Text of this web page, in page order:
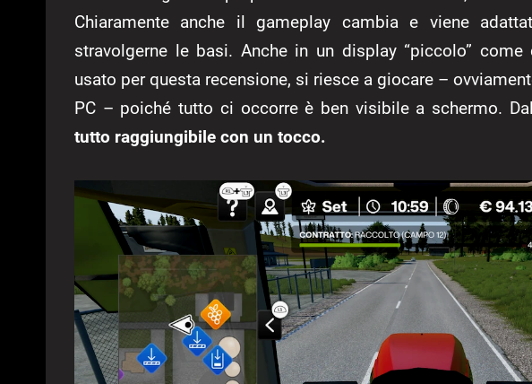
Chiaramente anche il gameplay cambia e viene
stravolgerne le basi. Anche in un display “piccolo” come
usato per questa recensione, si riesce a giocare –
PC – poiché tutto ci occorre è ben visibile a schermo.
tutto raggiungibile con un tocco.